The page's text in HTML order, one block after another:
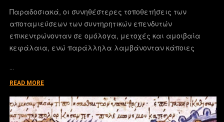
Παραδοσιακά, οι συνηθέστερες τοποθετήσεις των
αποταμιεύσεων των συντηρητικών επενδυτών
επικεντρώνονταν σε ομόλογα, μετοχές και αμοιβαία
κεφάλαια, ενώ παράλληλα λαμβάνονταν κάποιες
…
READ MORE